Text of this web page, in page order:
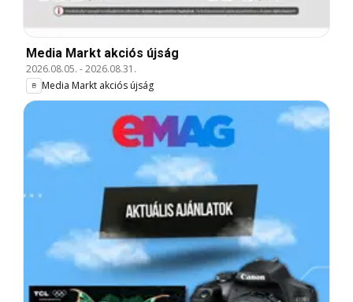
Media Markt akciós újság
2026.08.05. -2026.08.31.
Media Markt akciós újság